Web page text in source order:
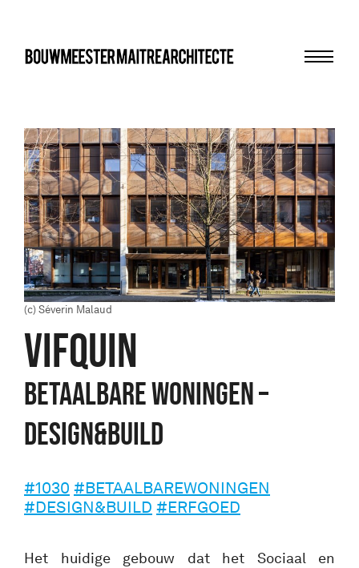
bma
(c) Séverin Malaud
VIFQUIN
Betaalbare woningen –
Design&Build
#1030 #BETAALBAREWONINGEN
#DESIGN&BUILD #ERFGOED
Het huidige gebouw dat het Sociaal en